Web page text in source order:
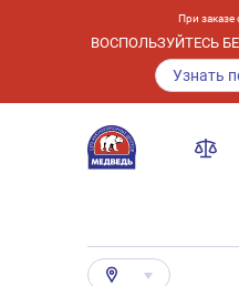
При заказе
ВОСПОЛЬЗУЙТЕСЬ
Узнать